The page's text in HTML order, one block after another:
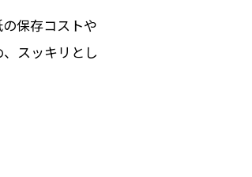
保存コストや
スッキリとし